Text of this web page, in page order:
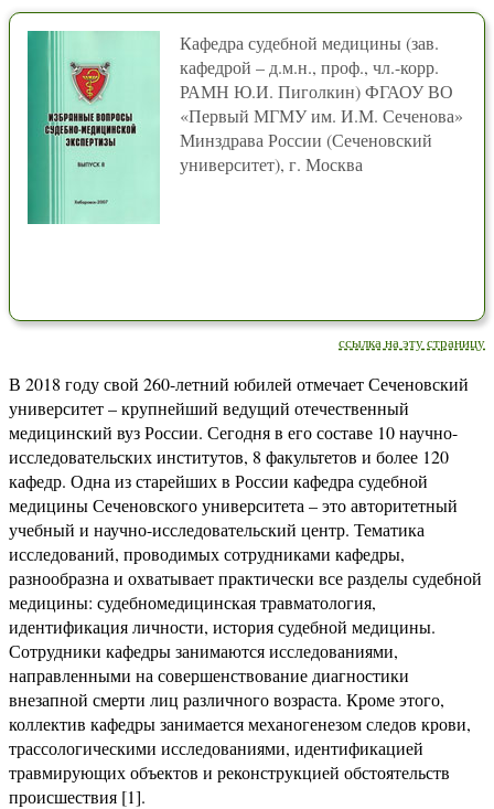
Кафедра судебной медицины (зав.
кафедрой – д.м.н., проф., чл.-корр.
РАМН Ю.И. Пиголкин) ФГАОУ ВО
«Первый МГМУ им. И.М. Сеченова»
Минздрава России (Сеченовский
университет), г. Москва
ссылка на эту страницу
В 2018 году свой 260-летний юбилей отмечает Сеченовский
университет – крупнейший ведущий отечественный
медицинский вуз России. Сегодня в его составе 10 научно-
исследовательских институтов, 8 факультетов и более 120
кафедр. Одна из старейших в России кафедра судебной
медицины Сеченовского университета – это авторитетный
учебный и научно-исследовательский центр. Тематика
исследований, проводимых сотрудниками кафедры,
разнообразна и охватывает практически все разделы судебной
медицины: судебномедицинская травматология,
идентификация личности, история судебной медицины.
Сотрудники кафедры занимаются исследованиями,
направленными на совершенствование диагностики
внезапной смерти лиц различного возраста. Кроме этого,
коллектив кафедры занимается механогенезом следов крови,
трассологическими исследованиями, идентификацией
травмирующих объектов и реконструкцией обстоятельств
происшествия [1].